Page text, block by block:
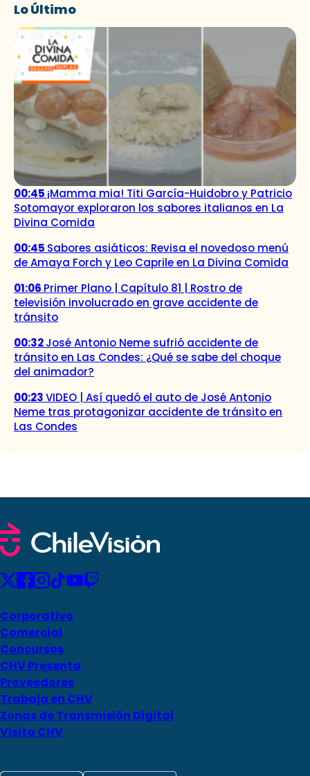
Lo Último
00:45 ¡Mamma mia! Titi García-Huidobro y Patricio
Sotomayor exploraron los sabores italianos en La
Divina Comida
00:45 Sabores asiáticos: Revisa el novedoso menú
de Amaya Forch y Leo Caprile en La Divina Comida
01:06 Primer Plano | Capítulo 81 | Rostro de
televisión involucrado en grave accidente de
tránsito
00:32José Antonio Neme sufrió accidente de
tránsito en Las Condes: ¿Qué se sabe del choque
del animador?
00:23VIDEO | Así quedó el auto de José Antonio
Neme tras protagonizar accidente de tránsito en
Las Condes
Corporativo
Comercial
Concursos
CHV Presenta
Proveedores
Trabaja en CHV
Zonas de Transmisión Digital
Visita CHV